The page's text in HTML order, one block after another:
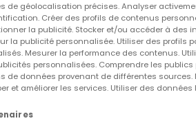
: immo@tavares.lu / +352 691
avec
de géolocalisation précises. Analyser
Créer des profils de contenus
la publicité. Stocker et/ou accéder à des
la publicité personnalisée. Utiliser des profils
Mesurer la performance des contenus.
personnalisées. Comprendre les
de données provenant de différentes sources.
et améliorer les services. Utiliser des